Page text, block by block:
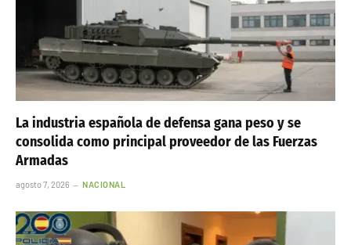
La industria española de defensa gana peso y se
consolida como principal proveedor de las Fuerzas
Armadas
agosto 7, 2026 NACIONAL